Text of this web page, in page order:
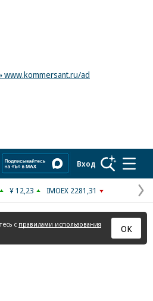
www.kommersant.ru/ad
Вход
¥ 12,23 IMOEX 2281,31
с правилами использования
ОК